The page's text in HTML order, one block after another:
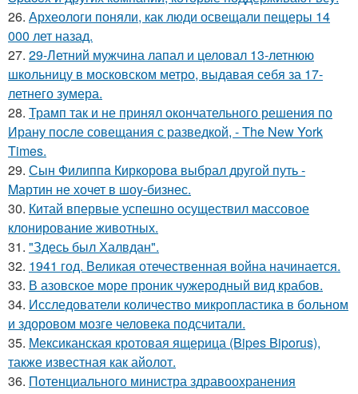
26. Археологи поняли, как люди освещали пещеры 14
000 лет назад.
27. 29-Летний мужчина лапал и целовал 13-летнюю
школьницу в московском метро, выдавая себя за 17-
летнего зумера.
28. Трамп так и не принял окончательного решения по
Ирану после совещания с разведкой, - The New York
Times.
29. Сын Филиппa Киркоровa выбрал другой путь -
Mартин не хочет в шоy-бизнес.
30. Китай впервые успешно осуществил массовое
клонирование животных.
31. "Здесь был Халвдан".
32. 1941 год. Великая отечественная война начинается.
33. В азовское море проник чужеродный вид крабов.
34. Исследователи количество микропластика в больном
и здоровом мозге человека подсчитали.
35. Мексиканская кротовая ящерица (Bipes Biporus),
также известная как айолот.
36. Потенциального министра здравоохранения